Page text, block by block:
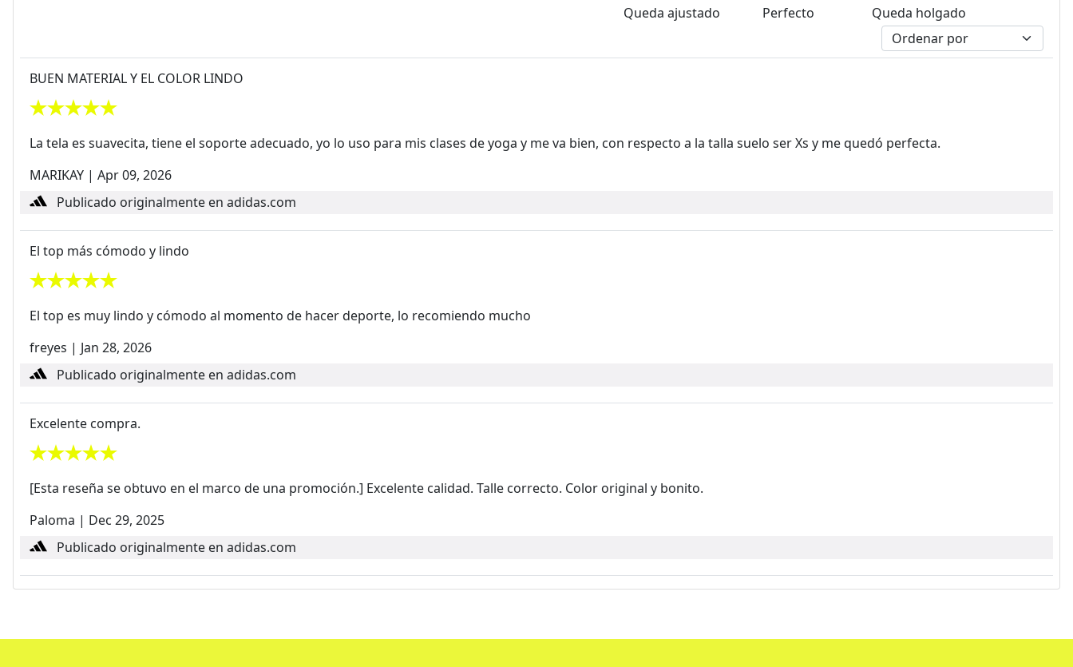
Queda ajustado
Perfecto Queda holgado
BUEN MATERIAL Y EL COLOR LINDO
La tela es suavecita, tiene el soporte adecuado, yo lo uso para mis clases de yoga y me va bien, con respecto a la talla suelo ser Xs y me quedó perfecta.
MARIKAY | Apr 09, 2026
Publicado originalmente en adidas.com
El top más cómodo y lindo
El top es muy lindo y cómodo al momento de hacer deporte, lo recomiendo mucho
freyes | Jan 28, 2026
Publicado originalmente en adidas.com
Excelente compra.
[Esta reseña se obtuvo en el marco de una promoción.] Excelente calidad. Talle correcto. Color original y bonito.
Paloma | Dec 29, 2025
Publicado originalmente en adidas.com